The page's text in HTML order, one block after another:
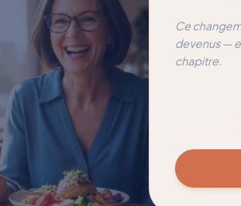
Ce
devenus —
chapitre.